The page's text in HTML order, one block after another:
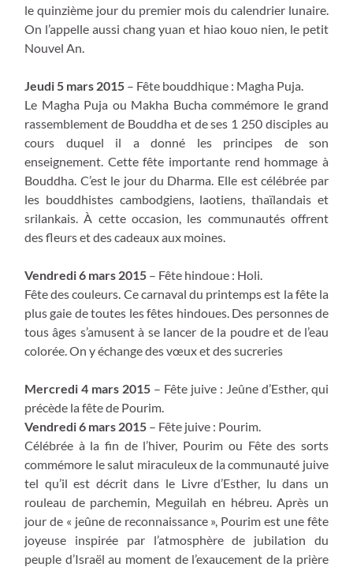
le quinzième jour du premier mois du calendrier lunaire.
On l’appelle aussi chang yuan et hiao kouo nien, le petit
Nouvel An.
Jeudi 5 mars 2015 – Fête bouddhique : Magha Puja.
Le Magha Puja ou Makha Bucha commémore le grand
rassemblement de Bouddha et de ses 1 250 disciples au
cours duquel il a donné les principes de son
enseignement. Cette fête importante rend hommage à
Bouddha. C’est le jour du Dharma. Elle est célébrée par
les bouddhistes cambodgiens, laotiens, thaïlandais et
srilankais. À cette occasion, les communautés offrent
des fleurs et des cadeaux aux moines.
Vendredi 6 mars 2015 – Fête hindoue : Holi.
Fête des couleurs. Ce carnaval du printemps est la fête la
plus gaie de toutes les fêtes hindoues. Des personnes de
tous âges s’amusent à se lancer de la poudre et de l’eau
colorée. On y échange des vœux et des sucreries
Mercredi 4 mars 2015 – Fête juive : Jeûne d’Esther, qui
précède la fête de Pourim.
Vendredi 6 mars 2015 – Fête juive : Pourim.
Célébrée à la fin de l’hiver, Pourim ou Fête des sorts
commémore le salut miraculeux de la communauté juive
tel qu’il est décrit dans le Livre d’Esther, lu dans un
rouleau de parchemin, Meguilah en hébreu. Après un
jour de « jeûne de reconnaissance », Pourim est une fête
joyeuse inspirée par l’atmosphère de jubilation du
peuple d’Israël au moment de l’exaucement de la prière